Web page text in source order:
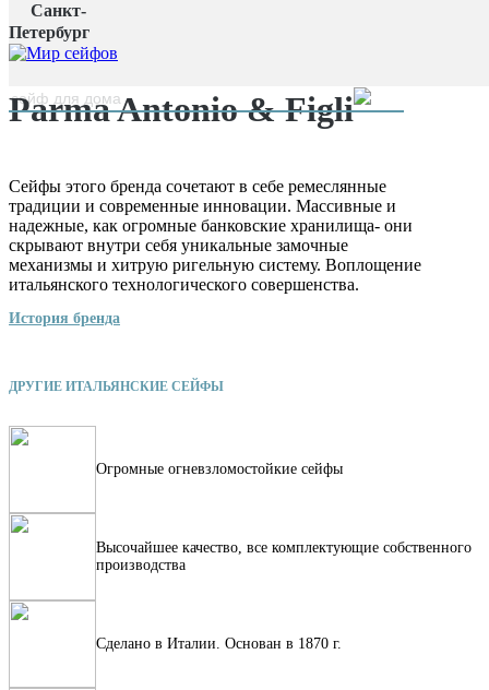
Санкт-
Петербург
Главная страница
Производители
Parma Antonio & Figli
Parma Antonio & Figli
Сейфы этого бренда сочетают в себе ремеслянные
традиции и современные инновации. Массивные и
надежные, как огромные банковские хранилища- они
скрывают внутри себя уникальные замочные
механизмы и хитрую ригельную систему. Воплощение
итальянского технологического совершенства.
История бренда
ДРУГИЕ ИТАЛЬЯНСКИЕ СЕЙФЫ
Огромные огневзломостойкие сейфы
Высочайшее качество, все комплектующие собственного
производства
Сделано в Италии. Основан в 1870 г.